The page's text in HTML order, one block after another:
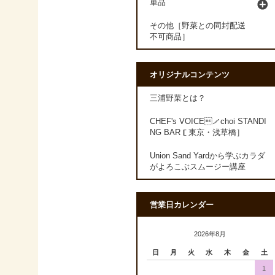
単品
その他［野菜との同封配送
不可商品］
オリジナルコンテンツ
三浦野菜とは？
CHEF's VOICE／choi STANDI
NG BAR［東京・浅草橋］
Union Sand Yardから学ぶカラダ
がよろこぶスムージー講座
営業日カレンダー
2026年8月
日 月 火 水 木 金 土
1